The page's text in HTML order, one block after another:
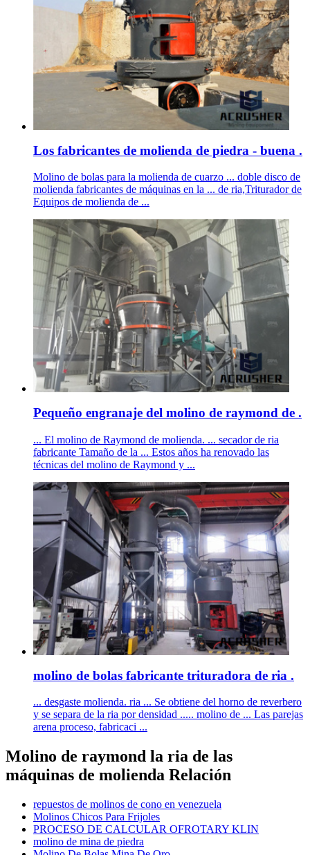
Los fabricantes de molienda de piedra - buena .
Molino de bolas para la molienda de cuarzo ... doble disco de
molienda fabricantes de máquinas en la ... de ria,Triturador de
Equipos de molienda de ...
Pequeño engranaje del molino de raymond de .
... El molino de Raymond de molienda. ... secador de ria
fabricante Tamaño de la ... Estos años ha renovado las
técnicas del molino de Raymond y ...
molino de bolas fabricante trituradora de ria .
... desgaste molienda. ria ... Se obtiene del horno de reverbero
y se separa de la ria por densidad ..... molino de ... Las parejas
arena proceso, fabricaci ...
Molino de raymond la ria de las
máquinas de molienda Relación
repuestos de molinos de cono en venezuela
Molinos Chicos Para Frijoles
PROCESO DE CALCULAR OFROTARY KLIN
molino de mina de piedra